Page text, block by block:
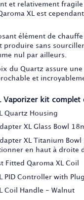
et relativement fragile
XL est
élément de chauffe
produire sans
nul par ailleurs.
du Quartz assure
et
Vaporizer kit complet
Quartz Housing
XL Glass Bowl
XL Titanium Bowl
en haut à droite
Fitted Qaroma XL Coil
PID Controller with
Coil Handle - Walnut